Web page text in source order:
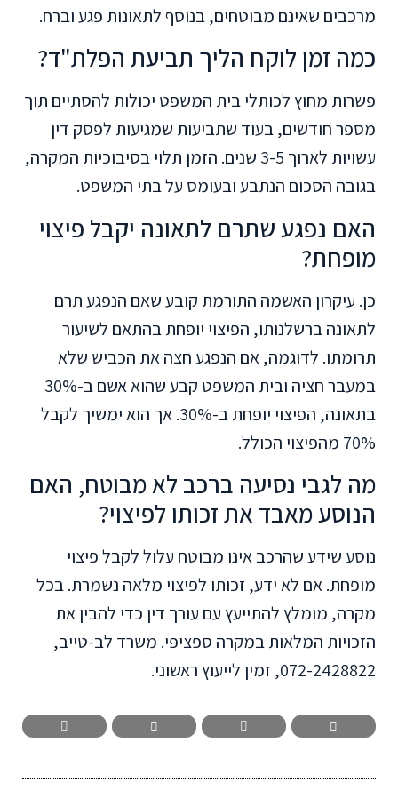
מרכבים שאינם מבוטחים, בנוסף לתאונות פגע וברח.
כמה זמן לוקח הליך תביעת הפלת"ד?
פשרות מחוץ לכותלי בית המשפט יכולות להסתיים תוך
מספר חודשים, בעוד שתביעות שמגיעות לפסק דין
עשויות לארוך 3-5 שנים. הזמן תלוי בסיבוכיות המקרה,
בגובה הסכום הנתבע ובעומס על בתי המשפט.
האם נפגע שתרם לתאונה יקבל פיצוי
מופחת?
כן. עיקרון האשמה התורמת קובע שאם הנפגע תרם
לתאונה ברשלנותו, הפיצוי יופחת בהתאם לשיעור
תרומתו. לדוגמה, אם הנפגע חצה את הכביש שלא
במעבר חציה ובית המשפט קבע שהוא אשם ב-30%
בתאונה, הפיצוי יופחת ב-30%. אך הוא ימשיך לקבל
70% מהפיצוי הכולל.
מה לגבי נסיעה ברכב לא מבוטח, האם
הנוסע מאבד את זכותו לפיצוי?
נוסע שידע שהרכב אינו מבוטח עלול לקבל פיצוי
מופחת. אם לא ידע, זכותו לפיצוי מלאה נשמרת. בכל
מקרה, מומלץ להתייעץ עם עורך דין כדי להבין את
הזכויות המלאות במקרה ספציפי. משרד לב-טייב,
072-2428822, זמין לייעוץ ראשוני.